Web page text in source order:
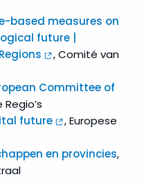
based measures on
future |
, Comité van
Committee of
future
, Europese
en provincies,